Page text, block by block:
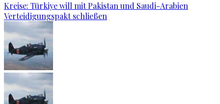
Kreise: Türkiye will mit Pakistan und Saudi-Arabien
Verteidigungspakt schließen